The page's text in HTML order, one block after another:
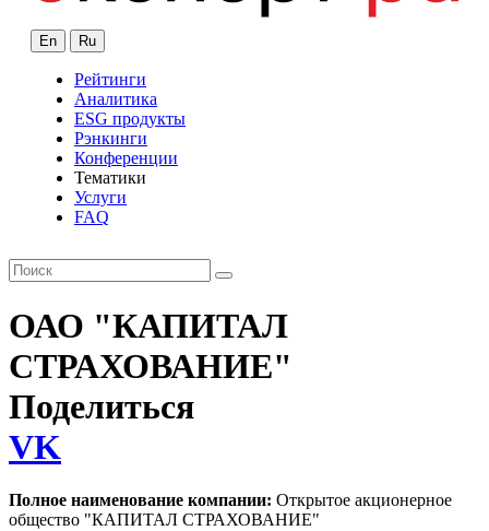
En Ru
Рейтинги
Аналитика
ESG продукты
Рэнкинги
Конференции
Тематики
Услуги
FAQ
ОАО "КАПИТАЛ
СТРАХОВАНИЕ"
Поделиться
VK
Полное наименование компании: Открытое акционерное
общество "КАПИТАЛ СТРАХОВАНИЕ"